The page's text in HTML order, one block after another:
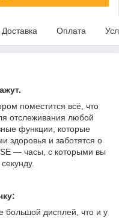
Доставка Оплата
поместится всё, что
отслеживания любой
функции, которые
здоровья и заботятся о
— часы, с которыми вы
большой дисплей, что и у